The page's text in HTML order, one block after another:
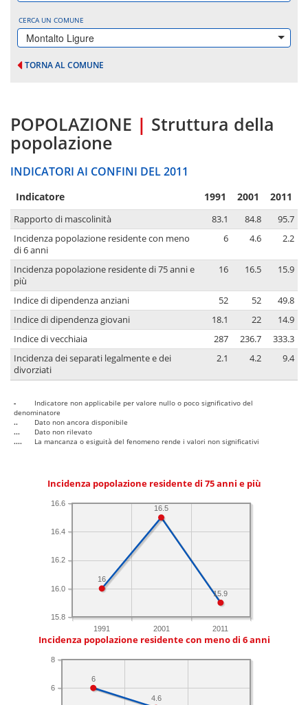
CERCA UN COMUNE
Montalto Ligure
TORNA AL COMUNE
POPOLAZIONE | Struttura della
popolazione
INDICATORI AI CONFINI DEL 2011
Indicatore 1991 2001 2011
Rapporto di mascolinità 83.1 84.8
95.7
Incidenza popolazione residente con meno
di 6 anni
6 4.6 2.2
Incidenza popolazione residente di 75 anni e
più
16 16.5 15.9
Indice di dipendenza anziani 52 52
49.8
Indice di dipendenza giovani
18.1 22
14.9
Indice di vecchiaia
287 236.7
333.3
Incidenza dei separati legalmente e dei
divorziati
2.1 4.2 9.4
-
Indicatore non applicabile per valore nullo o poco significativo del
denominatore
..
Dato non ancora disponibile
...
Dato non rilevato
....
La mancanza o esiguità del fenomeno rende i valori non significativi
Incidenza popolazione residente di 75 anni e più
1991 2001 2011
15.8
16.0
16.2
16.4
16.6
15.9
16.5
16
Incidenza popolazione residente con meno di 6 anni
6
8
4.6
6